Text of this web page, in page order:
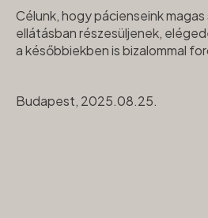
Célunk, hogy pácienseink
ellátásban részesüljenek,
a későbbiekben is bizalommal
Budapest, 2025.08.25.